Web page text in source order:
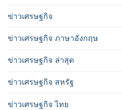
ข่าวเศรษฐกิจ
ข่าวเศรษฐกิจ ภาษาอังกฤษ
ข่าวเศรษฐกิจ ล่าสุด
ข่าวเศรษฐกิจ สหรัฐ
ข่าวเศรษฐกิจ ไทย